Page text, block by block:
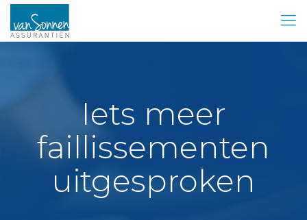
Iets meer
faillissementen
uitgesproken